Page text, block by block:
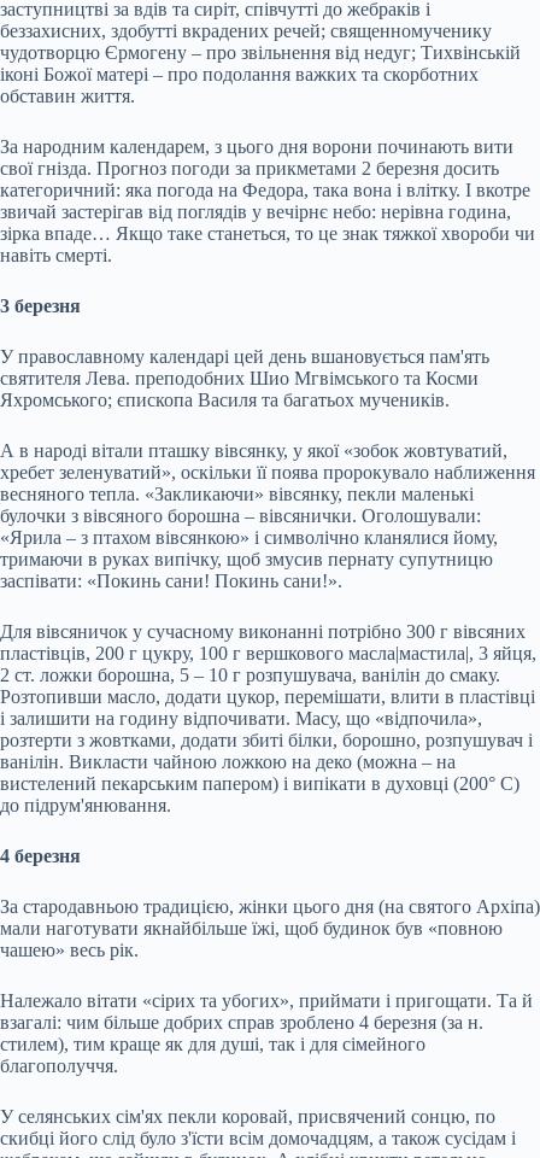
заступництві за вдів та сиріт, співчутті до жебраків і
беззахисних, здобутті вкрадених речей; священномученику
чудотворцю Єрмогену – про звільнення від недуг; Тихвінській
іконі Божої матері – про подолання важких та скорботних
обставин життя.
За народним календарем, з цього дня ворони починають вити
свої гнізда. Прогноз погоди за прикметами 2 березня досить
категоричний: яка погода на Федора, така вона і влітку. І вкотре
звичай застерігав від поглядів у вечірнє небо: нерівна година,
зірка впаде… Якщо таке станеться, то це знак тяжкої хвороби чи
навіть смерті.
3 березня
У православному календарі цей день вшановується пам'ять
святителя Лева. преподобних Шио Мгвімського та Косми
Яхромського; єпископа Василя та багатьох мучеників.
А в народі вітали пташку вівсянку, у якої «зобок жовтуватий,
хребет зеленуватий», оскільки її поява пророкувало наближення
весняного тепла. «Закликаючи» вівсянку, пекли маленькі
булочки з вівсяного борошна – вівсянички. Оголошували:
«Ярила – з птахом вівсянкою» і символічно кланялися йому,
тримаючи в руках випічку, щоб змусив пернату супутницю
заспівати: «Покинь сани! Покинь сани!».
Для вівсяничок у сучасному виконанні потрібно 300 г вівсяних
пластівців, 200 г цукру, 100 г вершкового масла|мастила|, 3 яйця,
2 ст. ложки борошна, 5 – 10 г розпушувача, ванілін до смаку.
Розтопивши масло, додати цукор, перемішати, влити в пластівці
і залишити на годину відпочивати. Масу, що «відпочила»,
розтерти з жовтками, додати збиті білки, борошно, розпушувач і
ванілін. Викласти чайною ложкою на деко (можна – на
вистелений пекарським папером) і випікати в духовці (200° С)
до підрум'янювання.
4 березня
За стародавньою традицією, жінки цього дня (на святого Архіпа)
мали наготувати якнайбільше їжі, щоб будинок був «повною
чашею» весь рік.
Належало вітати «сірих та убогих», приймати і пригощати. Та й
взагалі: чим більше добрих справ зроблено 4 березня (за н.
стилем), тим краще як для душі, так і для сімейного
благополуччя.
У селянських сім'ях пекли коровай, присвячений сонцю, по
скибці його слід було з'їсти всім домочадцям, а також сусідам і